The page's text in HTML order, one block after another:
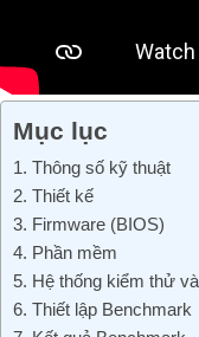
Mục lục
1. Thông số kỹ thuật
2. Thiết kế
3. Firmware (BIOS)
4. Phần mềm
5. Hệ thống kiểm thử
6. Thiết lập Benchmark